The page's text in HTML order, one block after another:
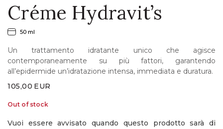
Créme Hydravit’s
50 ml
Un trattamento idratante unico che agisce
contemporaneamente su più fattori, garantendo
all’epidermide un’idratazione intensa, immediata e duratura.
105,00 EUR
Out of stock
Vuoi essere avvisato quando questo prodotto sarà di